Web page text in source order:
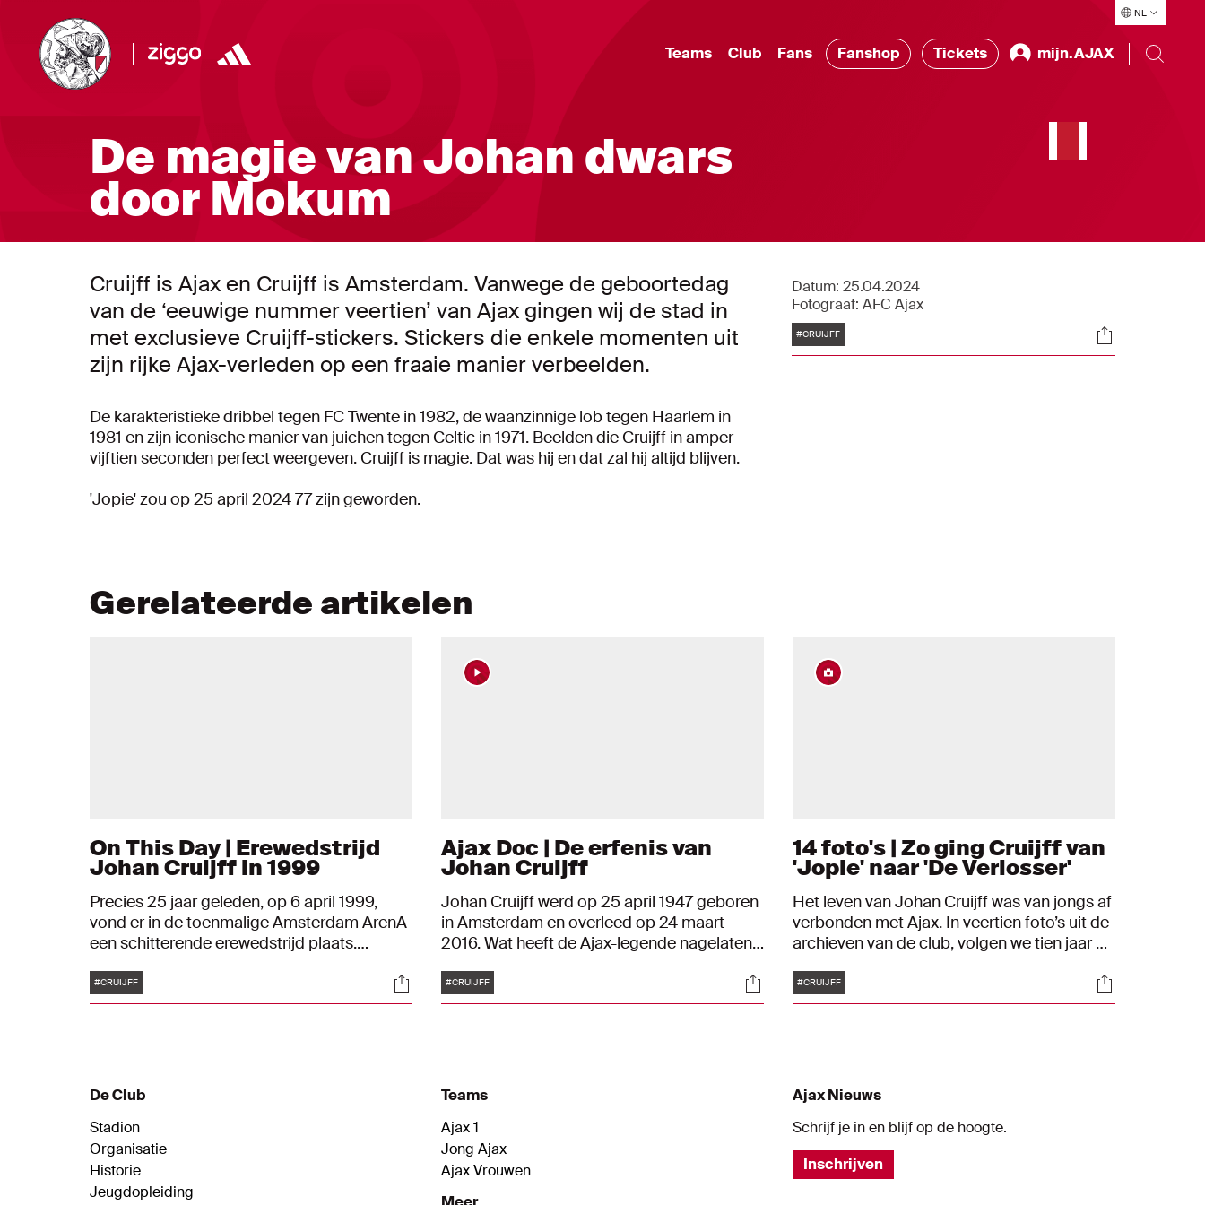
NL
Teams Club Fans Fanshop Tickets mijn.AJAX
De magie van Johan dwars
door Mokum
Cruijff is Ajax en Cruijff is Amsterdam. Vanwege de geboortedag
van de ‘eeuwige nummer veertien’ van Ajax gingen wij de stad in
met exclusieve Cruijff-stickers. Stickers die enkele momenten uit
zijn rijke Ajax-verleden op een fraaie manier verbeelden.
Datum: 25.04.2024
Fotograaf: AFC Ajax
Tags
#CRUIJFF Socials
De karakteristieke dribbel tegen FC Twente in 1982, de waanzinnige lob tegen Haarlem in
1981 en zijn iconische manier van juichen tegen Celtic in 1971. Beelden die Cruijff in amper
vijftien seconden perfect weergeven. Cruijff is magie. Dat was hij en dat zal hij altijd blijven.
'Jopie' zou op 25 april 2024 77 zijn geworden.
Gerelateerde artikelen
On This Day | Erewedstrijd
Johan Cruijff in 1999
Precies 25 jaar geleden, op 6 april 1999,
vond er in de toenmalige Amsterdam ArenA
een schitterende erewedstrijd plaats.
elftal dat in een Europese finale speelde
kwamen samen op initiatief van Johan
Tags
#CRUIJFF Socials
Ajax Doc | De erfenis van
Johan Cruijff
Johan Cruijff werd op 25 april 1947 geboren
in Amsterdam en overleed op 24 maart
2016. Wat heeft de Ajax-legende nagelaten
Sacchi en Arsène Wenger beschrijven welke
invloed de speler en trainer Cruijff de
voetballers en trainers wereldwijd.
Tags
#CRUIJFF Socials
14 foto's | Zo ging Cruijff van
'Jopie' naar 'De Verlosser'
Het leven van Johan Cruijff was van jongs af
verbonden met Ajax. In veertien foto’s uit de
archieven van de club, volgen we tien jaar na
wereldster tot hoofdtrainer en clubicoon van
Ajax.
Tags
#CRUIJFF Socials
De Club
Stadion
Organisatie
Historie
Jeugdopleiding
Teams
Ajax 1
Jong Ajax
Ajax Vrouwen
Ajax Nieuws
Schrijf je in en blijf op de hoogte.
Inschrijven